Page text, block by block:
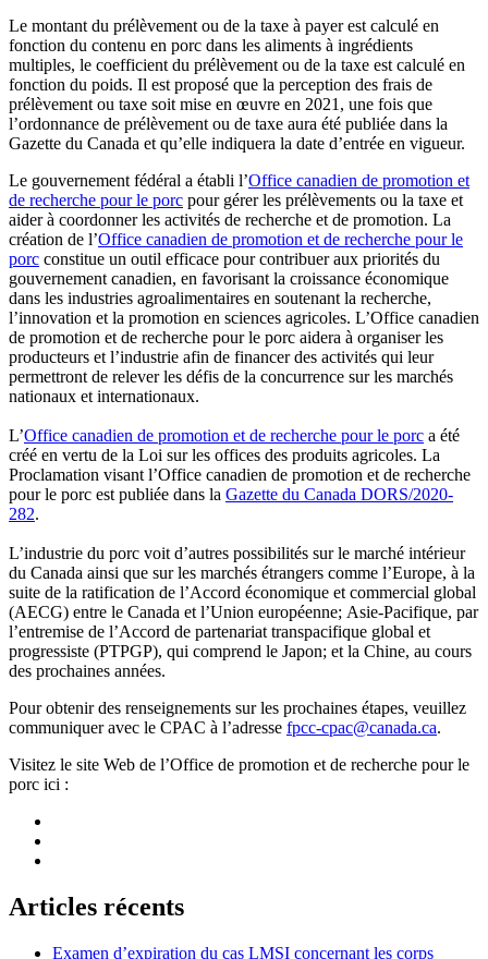
Le montant du prélèvement ou de la taxe à payer est calculé en
fonction du contenu en porc dans les aliments à ingrédients
multiples, le coefficient du prélèvement ou de la taxe est calculé en
fonction du poids. Il est proposé que la perception des frais de
prélèvement ou taxe soit mise en œuvre en 2021, une fois que
l’ordonnance de prélèvement ou de taxe aura été publiée dans la
Gazette du Canada et qu’elle indiquera la date d’entrée en vigueur.
Le gouvernement fédéral a établi l’Office canadien de promotion et
de recherche pour le porc pour gérer les prélèvements ou la taxe et
aider à coordonner les activités de recherche et de promotion. La
création de l’Office canadien de promotion et de recherche pour le
porc constitue un outil efficace pour contribuer aux priorités du
gouvernement canadien, en favorisant la croissance économique
dans les industries agroalimentaires en soutenant la recherche,
l’innovation et la promotion en sciences agricoles. L’Office canadien
de promotion et de recherche pour le porc aidera à organiser les
producteurs et l’industrie afin de financer des activités qui leur
permettront de relever les défis de la concurrence sur les marchés
nationaux et internationaux.
L’Office canadien de promotion et de recherche pour le porc a été
créé en vertu de la Loi sur les offices des produits agricoles. La
Proclamation visant l’Office canadien de promotion et de recherche
pour le porc est publiée dans la Gazette du Canada DORS/2020-
282.
L’industrie du porc voit d’autres possibilités sur le marché intérieur
du Canada ainsi que sur les marchés étrangers comme l’Europe, à la
suite de la ratification de l’Accord économique et commercial global
(AECG) entre le Canada et l’Union européenne; Asie-Pacifique, par
l’entremise de l’Accord de partenariat transpacifique global et
progressiste (PTPGP), qui comprend le Japon; et la Chine, au cours
des prochaines années.
Pour obtenir des renseignements sur les prochaines étapes, veuillez
communiquer avec le CPAC à l’adresse fpcc-cpac@canada.ca.
Visitez le site Web de l’Office de promotion et de recherche pour le
porc ici :
Articles récents
Examen d’expiration du cas LMSI concernant les corps